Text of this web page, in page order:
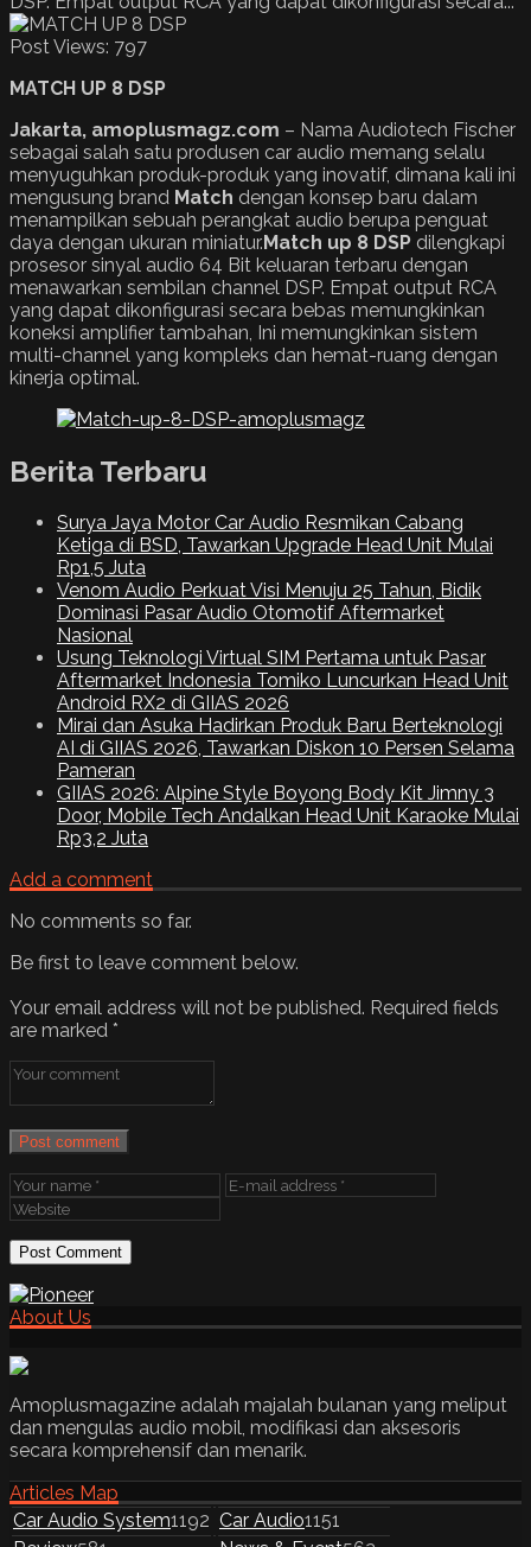
Post Views: 797
MATCH UP 8 DSP
Jakarta, amoplusmagz.com – Nama Audiotech Fischer
sebagai salah satu produsen car audio memang selalu
menyuguhkan produk-produk yang inovatif, dimana kali ini
mengusung brand Match dengan konsep baru dalam
menampilkan sebuah perangkat audio berupa penguat
daya dengan ukuran miniatur.Match up 8 DSP dilengkapi
prosesor sinyal audio 64 Bit keluaran terbaru dengan
menawarkan sembilan channel DSP. Empat output RCA
yang dapat dikonfigurasi secara bebas memungkinkan
koneksi amplifier tambahan, Ini memungkinkan sistem
multi-channel yang kompleks dan hemat-ruang dengan
kinerja optimal.
Berita Terbaru
Surya Jaya Motor Car Audio Resmikan Cabang
Ketiga di BSD, Tawarkan Upgrade Head Unit Mulai
Rp1,5 Juta
Venom Audio Perkuat Visi Menuju 25 Tahun, Bidik
Dominasi Pasar Audio Otomotif Aftermarket
Nasional
Usung Teknologi Virtual SIM Pertama untuk Pasar
Aftermarket Indonesia Tomiko Luncurkan Head Unit
Android RX2 di GIIAS 2026
Mirai dan Asuka Hadirkan Produk Baru Berteknologi
AI di GIIAS 2026, Tawarkan Diskon 10 Persen Selama
Pameran
GIIAS 2026: Alpine Style Boyong Body Kit Jimny 3
Door, Mobile Tech Andalkan Head Unit Karaoke Mulai
Rp3,2 Juta
Add a comment
No comments so far.
Be first to leave comment below.
Your email address will not be published. Required fields
are marked *
Post comment
About Us
Amoplusmagazine adalah majalah bulanan yang meliput
dan mengulas audio mobil, modifikasi dan aksesoris
secara komprehensif dan menarik.
Articles Map
Car Audio System1192 Car Audio1151